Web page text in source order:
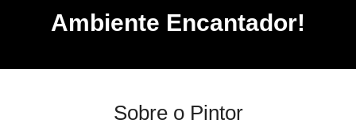
Ambiente Encantador!
Sobre o Pintor